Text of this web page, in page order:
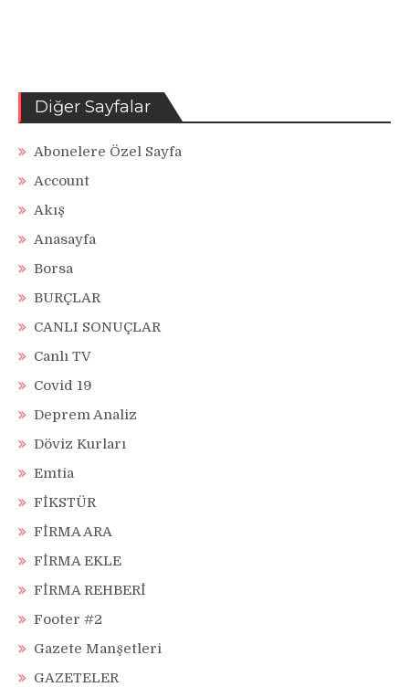
Diğer Sayfalar
Abonelere Özel Sayfa
Account
Akış
Anasayfa
Borsa
BURÇLAR
CANLI SONUÇLAR
Canlı TV
Covid 19
Deprem Analiz
Döviz Kurları
Emtia
FİKSTÜR
FİRMA ARA
FİRMA EKLE
FİRMA REHBERİ
Footer #2
Gazete Manşetleri
GAZETELER